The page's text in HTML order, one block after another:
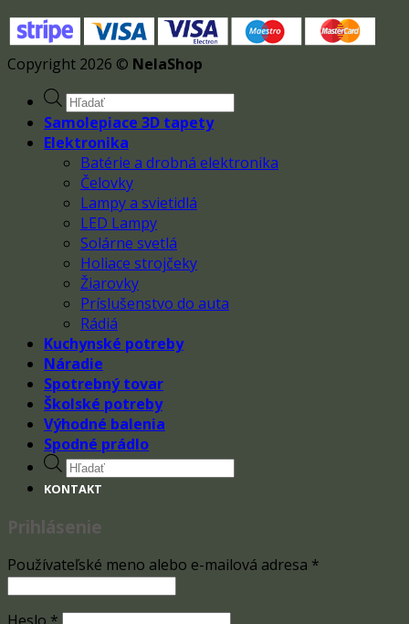
Copyright 2026 © NelaShop
Products
search
Samolepiace 3D tapety
Elektronika
Batérie a drobná elektronika
Čelovky
Lampy a svietidlá
LED Lampy
Solárne svetlá
Holiace strojčeky
Žiarovky
Príslušenstvo do auta
Rádiá
Kuchynské potreby
Náradie
Spotrebný tovar
Školské potreby
Výhodné balenia
Spodné prádlo
Products
search
KONTAKT
Prihlásenie
Používateľské meno alebo e-mailová adresa *